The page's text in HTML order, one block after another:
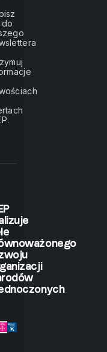
doI
will
listen.
If
show
I
will
see.
But
if